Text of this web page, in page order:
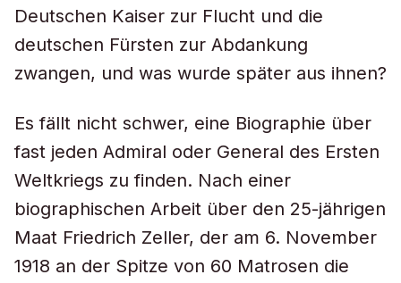
Deutschen Kaiser zur Flucht und die
deutschen Fürsten zur Abdankung
zwangen, und was wurde später aus ihnen?
Es fällt nicht schwer, eine Biographie über
fast jeden Admiral oder General des Ersten
Weltkriegs zu finden. Nach einer
biographischen Arbeit über den 25-jährigen
Maat Friedrich Zeller, der am 6. November
1918 an der Spitze von 60 Matrosen die